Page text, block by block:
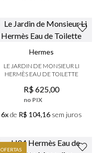
Hermes
LE JARDIN DE MONSIEUR LI
HERMÈS EAU DE TOILETTE
R$625,00
no PIX
6xde R$ 104,16sem juros
OFERTAS